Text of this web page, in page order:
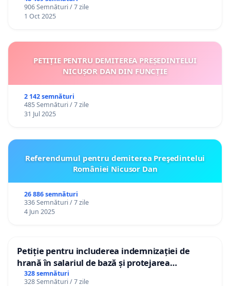
906 Semnături / 7 zile
1 Oct 2025
PETIȚIE PENTRU DEMITEREA PREȘEDINTELUI
NICUȘOR DAN DIN FUNCȚIE
2 142 semnături
485 Semnături / 7 zile
31 Jul 2025
Referendumul pentru demiterea Preşedintelui
României Nicusor Dan
26 886 semnături
336 Semnături / 7 zile
4 Jun 2025
Petiție pentru includerea indemnizației de
hrană în salariul de bază și protejarea
gradațiilor de vechime pentru asistenții
328 semnături
328 Semnături / 7 zile